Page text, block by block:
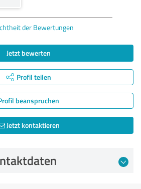
der Bewertungen
Jetzt bewerten
Profil teilen
beanspruchen
Jetzt kontaktieren